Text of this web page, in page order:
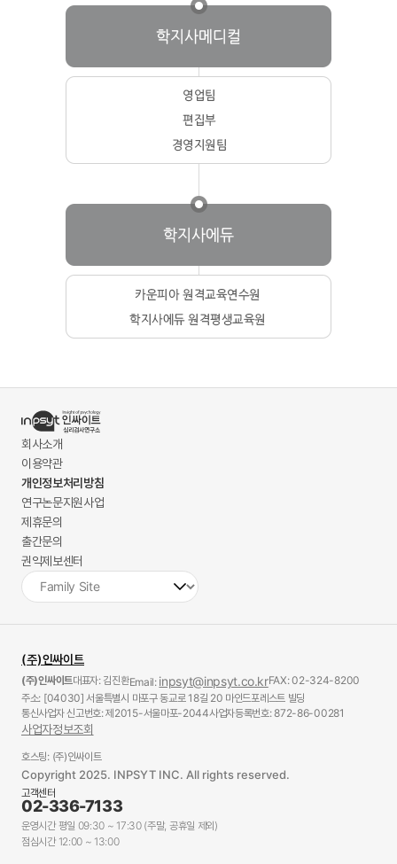
회사소개
이용약관
개인정보처리방침
연구논문지원사업
제휴문의
출간문의
권익제보센터
(주)인싸이트
(주)인싸이트대표자: 김진환Email: inpsyt@inpsyt.co.krFAX: 02-324-8200
주소: [04030] 서울특별시 마포구 동교로 18길 20 마인드포레스트 빌딩
통신사업자 신고번호: 제2015-서울마포-2044사업자등록번호: 872-86-00281
사업자정보조회
호스팅: (주)인싸이트
Copyright 2025. INPSYT INC. All rights reserved.
고객센터
02-336-7133
운영시간 평일 09:30 ~ 17:30 (주말, 공휴일 제외)
점심시간 12:00 ~ 13:00